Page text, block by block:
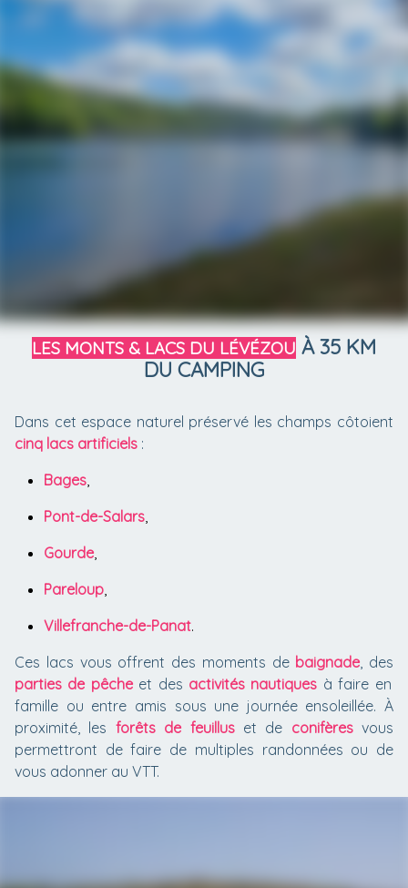
LES MONTS & LACS DU LÉVÉZOU À 35 KM
DU CAMPING
Dans cet espace naturel préservé les champs côtoient
cinq lacs artificiels :
Bages
Pont-de-Salars
Gourde
Pareloup
Villefranche-de-Panat.
Ces lacs vous offrent des moments de baignade , des
parties de pêcheet des activités nautiques à faire en
famille ou entre amis sous une journée ensoleillée. À
proximité, les forêts de feuilluset de conifèresvous
permettront de faire de multiples randonnées ou de
vous adonner au VTT.